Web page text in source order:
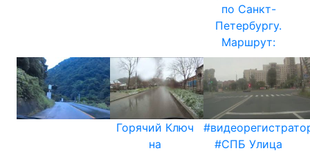
по Санкт-
Петербургу.
Маршрут:
Горячий Ключ
на
#СПБ Улица